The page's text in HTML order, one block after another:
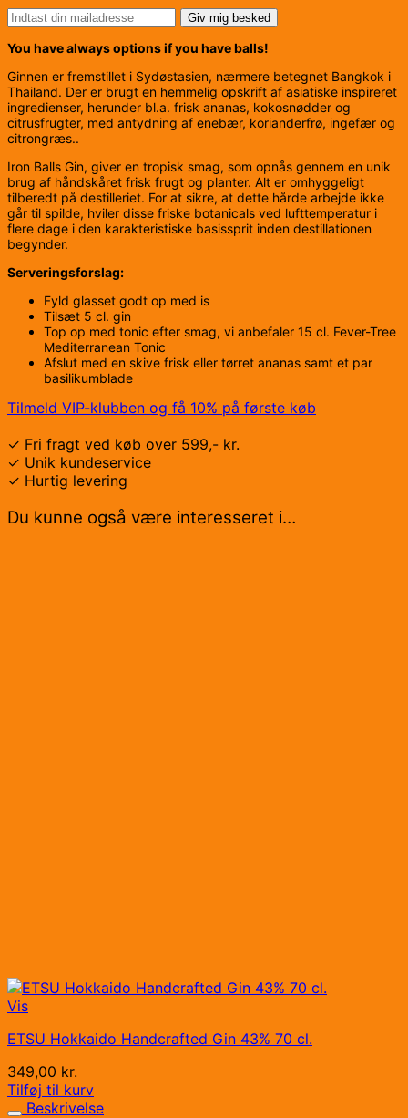
Giv mig besked
You have always options if you have balls!
Ginnen er fremstillet i Sydøstasien, nærmere betegnet Bangkok i
Thailand. Der er brugt en hemmelig opskrift af asiatiske inspireret
ingredienser, herunder bl.a. frisk ananas, kokosnødder og
citrusfrugter, med antydning af enebær, korianderfrø, ingefær og
citrongræs..
Iron Balls Gin, giver en tropisk smag, som opnås gennem en unik
brug af håndskåret frisk frugt og planter. Alt er omhyggeligt
tilberedt på destilleriet. For at sikre, at dette hårde arbejde ikke
går til spilde, hviler disse friske botanicals ved lufttemperatur i
flere dage i den karakteristiske basissprit inden destillationen
begynder.
Serveringsforslag:
Fyld glasset godt op med is
Tilsæt 5 cl. gin
Top op med tonic efter smag, vi anbefaler 15 cl. Fever-Tree
Mediterranean Tonic
Afslut med en skive frisk eller tørret ananas samt et par
basilikumblade
Tilmeld VIP-klubben og få 10% på første køb
✓ Fri fragt ved køb over 599,- kr.
✓ Unik kundeservice
✓ Hurtig levering
Du kunne også være interesseret i…
Vis
ETSU Hokkaido Handcrafted Gin 43% 70 cl.
349,00 kr.
Tilføj til kurv
Beskrivelse